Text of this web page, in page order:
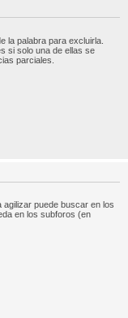
la palabra para excluirla.
si solo una de ellas se
parciales.
puede buscar en los
en los subforos (en